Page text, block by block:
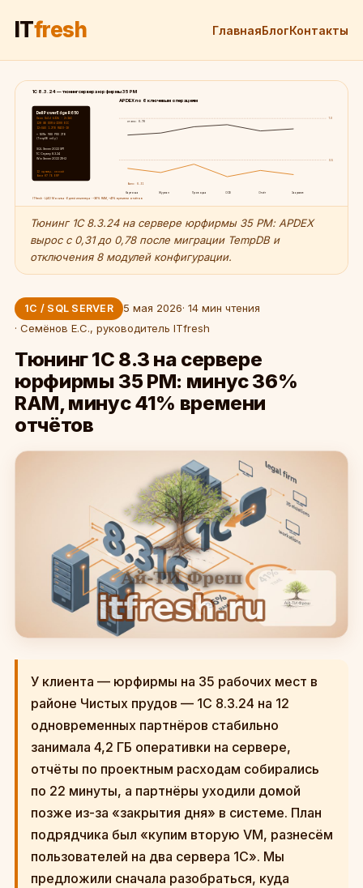
ITfresh ГлавнаяБлогКонтакты
Dell PowerEdge R650
Xeon Gold 6326 · 2×16C
128 GB DDR4-3200 ECC
12×SAS 1.2TB RAID-10
+ NVMe 980 PRO 2TB
(TempDB only)
SQL Server 2022 SP1
1С Сервер 8.3.24
Win Server 2022 21H2
12 одновр. сессий
база 87 ГБ ERP
APDEX по 6 ключевым операциям
1.0
было: 0.31
стало: 0.78
Карточка Журнал Проводка ОСВ Отчёт Закрытие
1С 8.3.24 — тюнинг сервера юрфирмы 35 РМ
ITfresh · ЦАО Москва · 6 дней инженера · −36% RAM, −41% времени отчётов
Тюнинг 1С 8.3.24 на сервере юрфирмы 35 РМ: APDEX
вырос с 0,31 до 0,78 после миграции TempDB и
отключения 8 модулей конфигурации.
1С / SQL SERVER 5 мая 2026· 14 мин чтения
· Семёнов Е.С., руководитель ITfresh
Тюнинг 1С 8.3 на сервере
юрфирмы 35 РМ: минус 36%
RAM, минус 41% времени
отчётов
У клиента — юрфирмы на 35 рабочих мест в
районе Чистых прудов — 1С 8.3.24 на 12
одновременных партнёров стабильно
занимала 4,2 ГБ оперативки на сервере,
отчёты по проектным расходам собирались
по 22 минуты, а партнёры уходили домой
позже из-за «закрытия дня» в системе. План
подрядчика был «купим вторую VM, разнесём
пользователей на два сервера 1С». Мы
предложили сначала разобраться, куда